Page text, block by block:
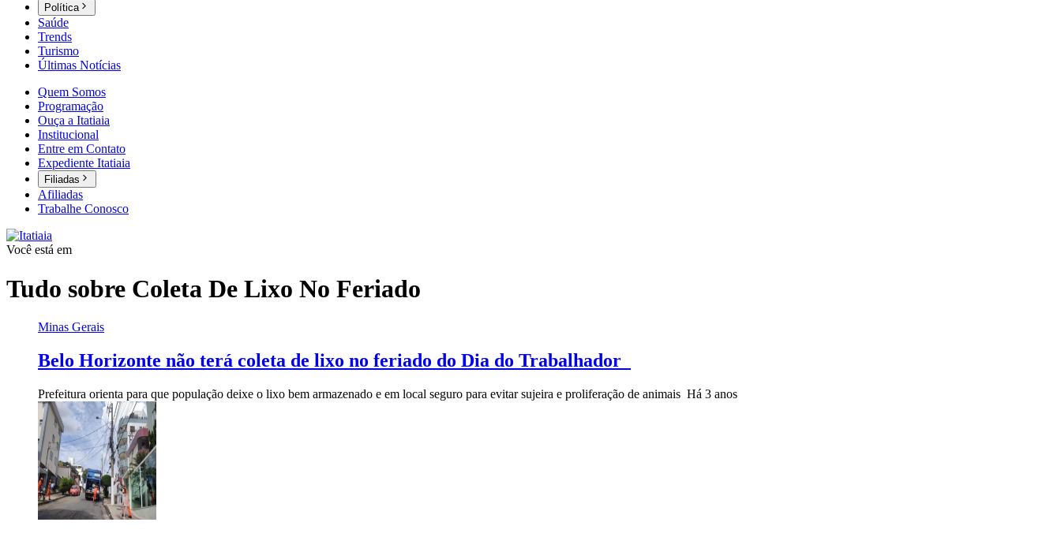
Política
Saúde
Trends
Turismo
Últimas Notícias
Quem Somos
Programação
Ouça a Itatiaia
Institucional
Entre em Contato
Expediente Itatiaia
Filiadas
Afiliadas
Trabalhe Conosco
Você está em
Tudo sobre Coleta De Lixo No Feriado
Minas Gerais
Belo Horizonte não terá coleta de lixo no feriado do Dia do Trabalhador
Prefeitura orienta para que população deixe o lixo bem armazenado e em local seguro para evitar sujeira e proliferação de animais Há 3 anos